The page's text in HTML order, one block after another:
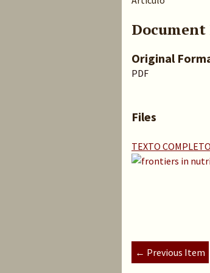
Original
PDF
Files
TEXTO
← Previous Item